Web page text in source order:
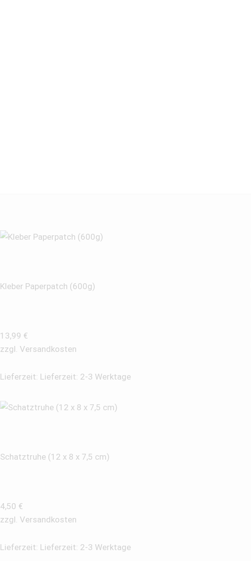
Kleber Paperpatch (600g)
13,99 €
zzgl. Versandkosten
Lieferzeit: Lieferzeit: 2-3 Werktage
Schatztruhe (12 x 8 x 7,5 cm)
4,50 €
zzgl. Versandkosten
Lieferzeit: Lieferzeit: 2-3 Werktage